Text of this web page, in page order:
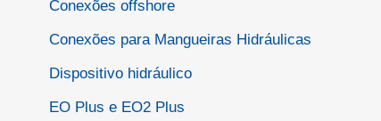
Conexões offshore
Conexões para Mangueiras Hidráulicas
Dispositivo hidráulico
EO Plus e EO2 Plus